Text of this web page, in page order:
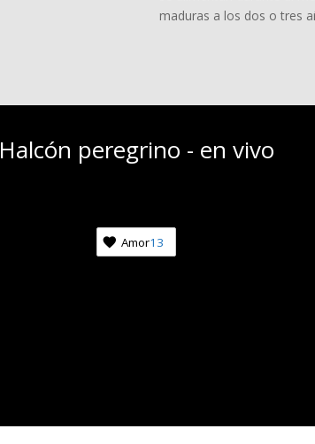
maduras a los dos o tres
Halcón peregrino - en vivo
Amor13